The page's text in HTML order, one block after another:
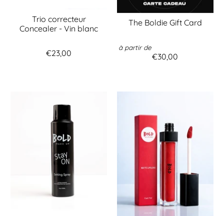
Trio correcteur
Concealer - Vin blanc
€23,00
The Boldie Gift Card
à partir de
€30,00